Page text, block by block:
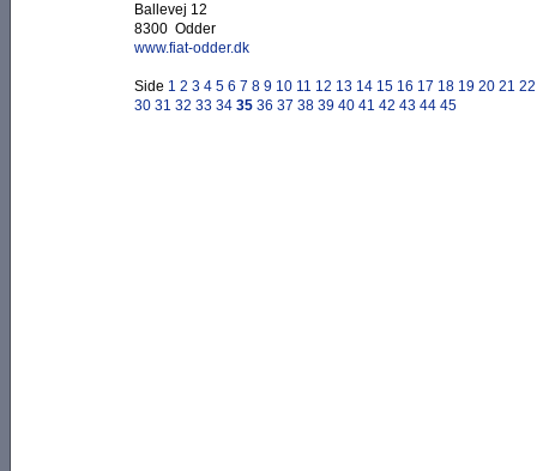
Ballevej 12
8300 Odder
www.fiat-odder.dk
Side 1 2 3 4 5 6 7 8 9 10 11 12 13 14 15 16 17 18 19 20 21 22
30 31 32 33 34 35 36 37 38 39 40 41 42 43 44 45